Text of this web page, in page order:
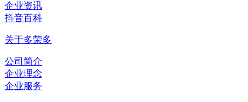
企业资讯
抖音百科
关于多荣多
公司简介
企业理念
企业服务